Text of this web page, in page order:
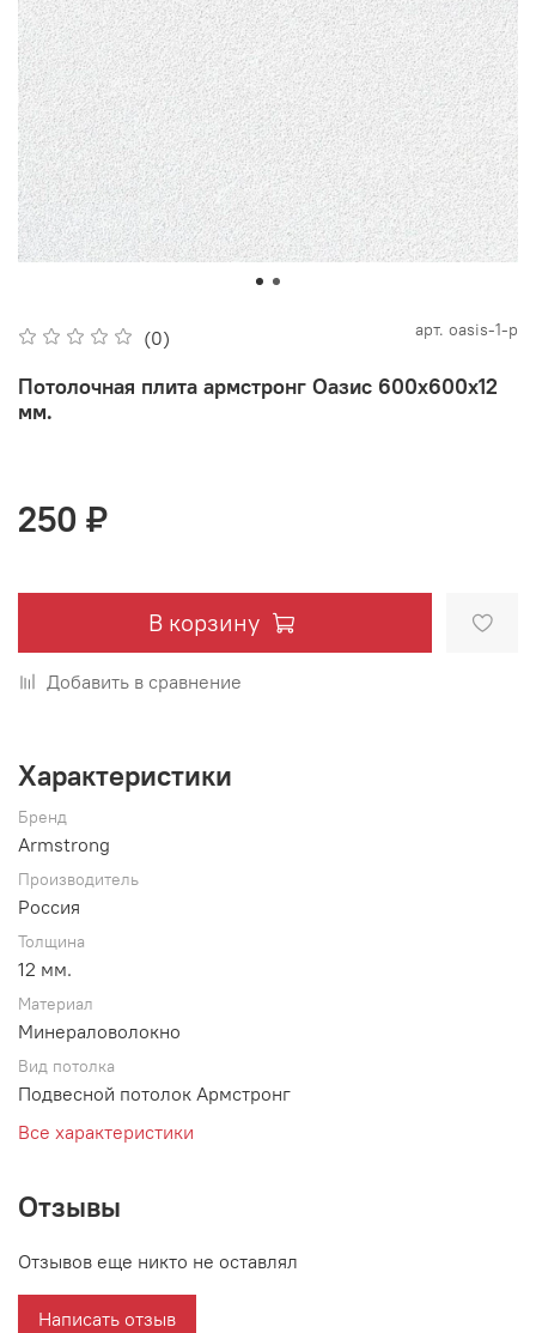
(0) арт. oasis-1-p
Потолочная плита армстронг Оазис 600х600х12
мм.
250 ₽
В корзину
Добавить в сравнение
Характеристики
Бренд
Armstrong
Производитель
Россия
Толщина
12 мм.
Материал
Минераловолокно
Вид потолка
Подвесной потолок Армстронг
Все характеристики
Отзывы
Отзывов еще никто не оставлял
Написать отзыв